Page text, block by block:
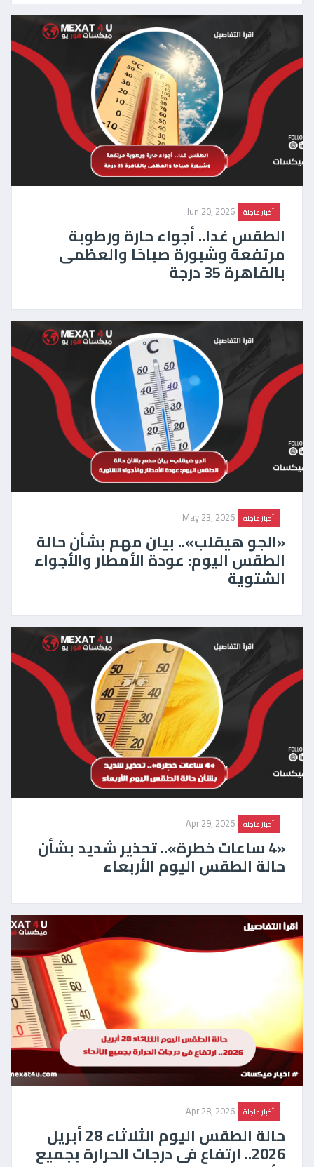
أخبار عاجلة Jun 20, 2026
الطقس غدا.. أجواء حارة ورطوبة
مرتفعة وشبورة صباحًا والعظمى
بالقاهرة 35 درجة
أخبار عاجلة May 23, 2026
«الجو هيقلب».. بيان مهم بشأن حالة
الطقس اليوم: عودة الأمطار والأجواء
الشتوية
أخبار عاجلة Apr 29, 2026
«4 ساعات خطِرة».. تحذير شديد بشأن
حالة الطقس اليوم الأربعاء
أخبار عاجلة Apr 28, 2026
حالة الطقس اليوم الثلاثاء 28 أبريل
2026.. ارتفاع فى درجات الحرارة بجميع